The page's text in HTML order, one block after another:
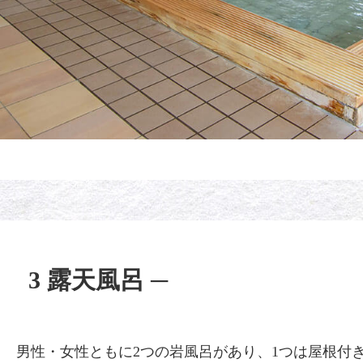
3 露天風呂 ─
男性・女性ともに2つの岩風呂があり、1つは屋根付